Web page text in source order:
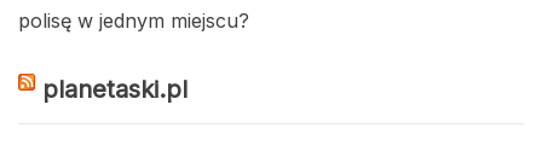
polisę w jednym miejscu?
planetaski.pl